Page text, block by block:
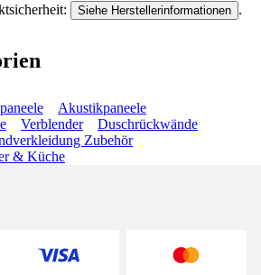
Siehe Herstellerinformationen .
Akustikpaneele
Verblender
Duschrückwände
Zubehör
& Küche